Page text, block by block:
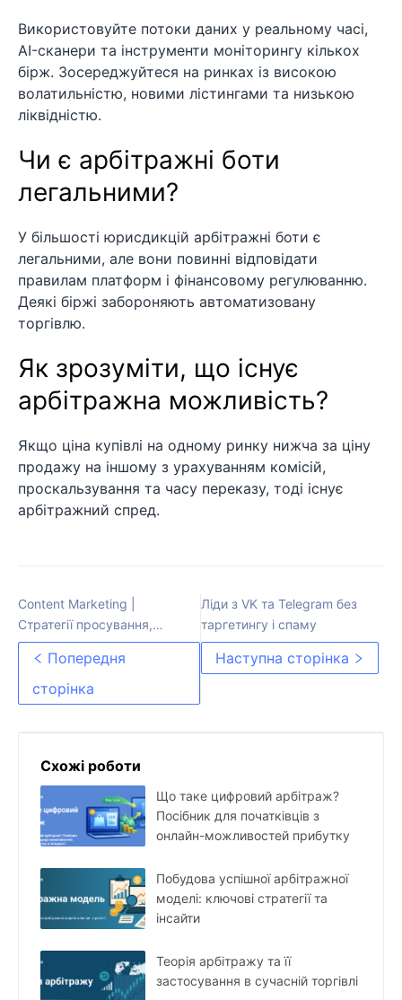
Використовуйте потоки даних у реальному часі,
AI-сканери та інструменти моніторингу кількох
бірж. Зосереджуйтеся на ринках із високою
волатильністю, новими лістингами та низькою
ліквідністю.
Чи є арбітражні боти
легальними?
У більшості юрисдикцій арбітражні боти є
легальними, але вони повинні відповідати
правилам платформ і фінансовому регулюванню.
Деякі біржі забороняють автоматизовану
торгівлю.
Як зрозуміти, що існує
арбітражна можливість?
Якщо ціна купівлі на одному ринку нижча за ціну
продажу на іншому з урахуванням комісій,
проскальзування та часу переказу, тоді існує
арбітражний спред.
Content Marketing |
Стратегії просування,
створення контенту та
платформи
розповсюдження
Попередня
сторінка
Ліди з VK та Telegram без
таргетингу і спаму
Наступна сторінка
Схожі роботи
Що таке цифровий арбітраж?
Посібник для початківців з
онлайн-можливостей прибутку
Побудова успішної арбітражної
моделі: ключові стратегії та
інсайти
Теорія арбітражу та її
застосування в сучасній торгівлі